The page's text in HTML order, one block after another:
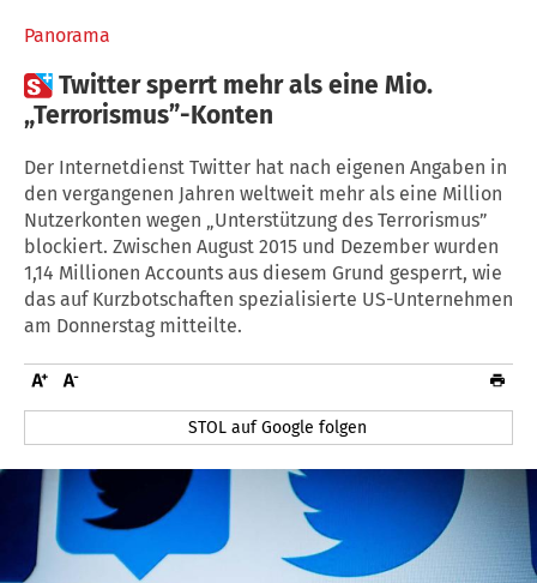
Panorama
Twitter sperrt mehr als eine Mio.
„Terrorismus”-Konten
Der Internetdienst Twitter hat nach eigenen Angaben in
den vergangenen Jahren weltweit mehr als eine Million
Nutzerkonten wegen „Unterstützung des Terrorismus”
blockiert. Zwischen August 2015 und Dezember wurden
1,14 Millionen Accounts aus diesem Grund gesperrt, wie
das auf Kurzbotschaften spezialisierte US-Unternehmen
am Donnerstag mitteilte.
STOL auf Google folgen